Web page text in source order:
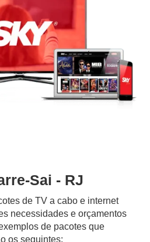
Sai - RJ
de TV a cabo e internet
necessidades e orçamentos
de pacotes que
os seguintes: